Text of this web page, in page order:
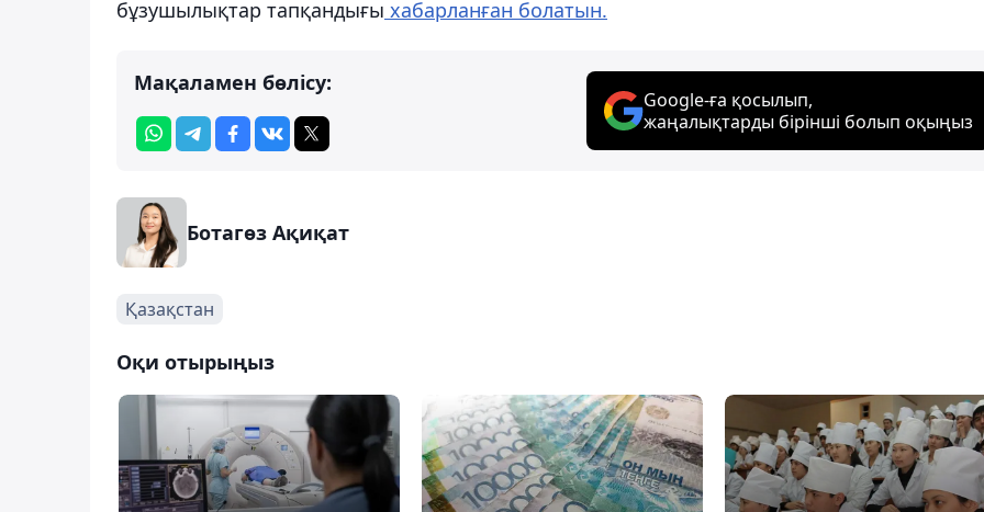
бұзушылықтар тапқандығы хабарланған болатын.
Мақаламен бөлісу:
Google-ға қосылып,
жаңалықтарды бірінші болып оқыңыз
Ботагөз Ақиқат
Қазақстан
Оқи отырыңыз